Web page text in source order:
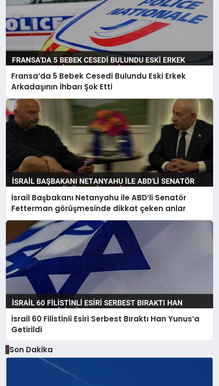
Fransa’da 5 Bebek Cesedi Bulundu Eski Erkek
Arkadaşının İhbarı Şok Etti
İsrail Başbakanı Netanyahu ile ABD’li Senatör
Fetterman görüşmesinde dikkat çeken anlar
İsrail 60 Filistinli Esiri Serbest Bıraktı Han Yunus’a
Getirildi
Son Dakika